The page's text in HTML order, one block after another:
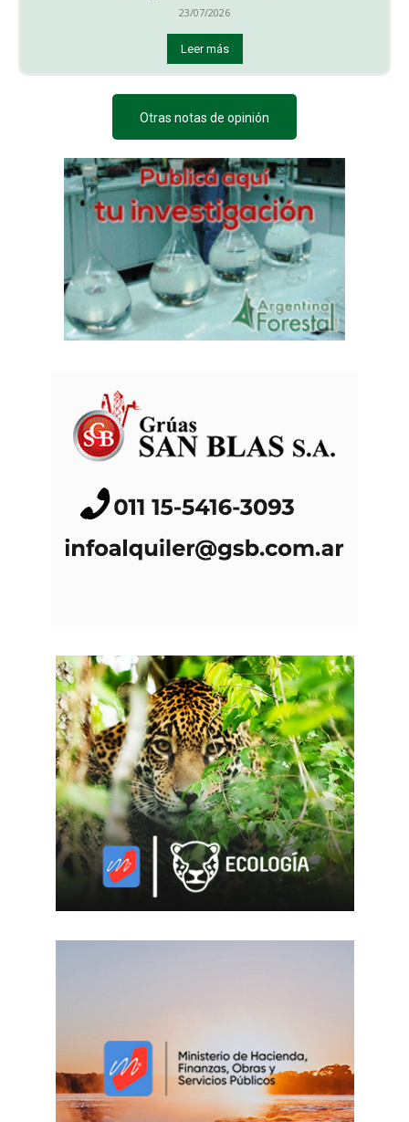
23/07/2026
Leer más
Otras notas de opinión